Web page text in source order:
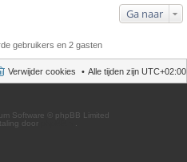
Ga naar
gebruikers en 2 gasten
Alle tijden zijn UTC+02:00
Verwijder cookies
Software © phpBB Limited
door
.